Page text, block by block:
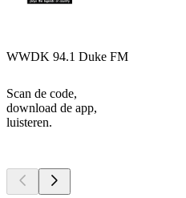
WWDK 94.1 Duke FM
Scan de code,
download de app,
luisteren.